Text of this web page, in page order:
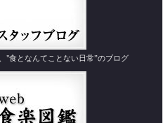
"食となんてことない日常”のブログ